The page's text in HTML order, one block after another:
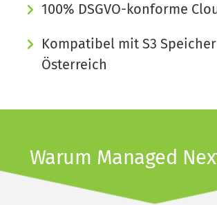
100% DSGVO-konforme
Kompatibel mit S3
Österreich
Warum Managed